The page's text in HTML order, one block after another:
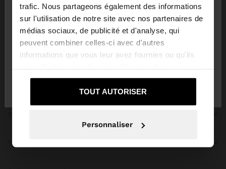
trafic. Nous partageons également des informations
sur l'utilisation de notre site avec nos partenaires de
médias sociaux, de publicité et d'analyse, qui
peuvent combiner celles-ci avec d'autres
informations que vous leur avez fournies ou qu'ils
services.
TOUT AUTORISER
Personnaliser
Vous accédez au site depuis Trinidad and Tobago.
Voulez-vous parcourir notre site au United States?
vers United
REJOIGNEZ NOTRE NEWSLETTER
et obtenez 10% de réduction
TENDANCES